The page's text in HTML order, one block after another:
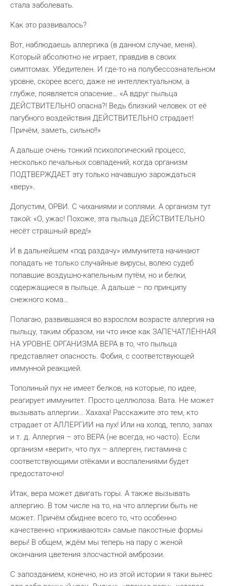
стала заболевать.
Как это развивалось?
Вот, наблюдаешь аллергика (в данном случае, меня).
Который абсолютно не играет, правдив в своих
симптомах. Убедителен. И где-то на полубессознательном
уровне, скорее всего, даже не интеллектуальном, а
глубже, появляется опасение… «А вдруг пыльца
ДЕЙСТВИТЕЛЬНО опасна?! Ведь близкий человек от её
пагубного воздействия ДЕЙСТВИТЕЛЬНО страдает!
Причём, заметь, сильно!!»
А дальше очень тонкий психологический процесс,
несколько печальных совпадений, когда организм
ПОДТВЕРЖДАЕТ эту только начавшую зарождаться
«веру».
Допустим, ОРВИ. С чиханиями и соплями. А организм тут
такой: «О, ужас! Похоже, эта пыльца ДЕЙСТВИТЕЛЬНО
несёт страшный вред!»
И в дальнейшем «под раздачу» иммунитета начинают
попадать не только случайные вирусы, волею судеб
попавшие воздушно-капельным путём, но и белки,
содержащиеся в пыльце. А дальше – по принципу
снежного кома…
Полагаю, развившаяся во взрослом возрасте аллергия на
пыльцу, таким образом, ни что иное как ЗАПЕЧАТЛЁННАЯ
НА УРОВНЕ ОРГАНИЗМА ВЕРА в то, что пыльца
представляет опасность. Фобия, с соответствующей
иммунной реакцией.
Тополиный пух не имеет белков, на которые, по идее,
реагирует иммунитет. Просто целлюлоза. Вата. Не может
вызывать аллергии… Хахаха! Расскажите это тем, кто
страдает от АЛЛЕРГИИ на пух! Или на холод, тепло, запах
и т. д. Аллергия – это ВЕРА (не всегда, но часто). Если
организм «верит», что пух – аллерген, гистамина с
соответствующими отёками и воспалениями будет
предостаточно!
Итак, вера может двигать горы. А также вызывать
аллергию. В том числе на то, на что аллергии быть не
может. Причём обиднее всего то, что особенно
качественно «приживаются» самые пакостные формы
веры! В общем, ждём мы теперь на пару с женой
окончания цветения злосчастной амброзии.
С запозданием, конечно, но из этой истории я таки вынес